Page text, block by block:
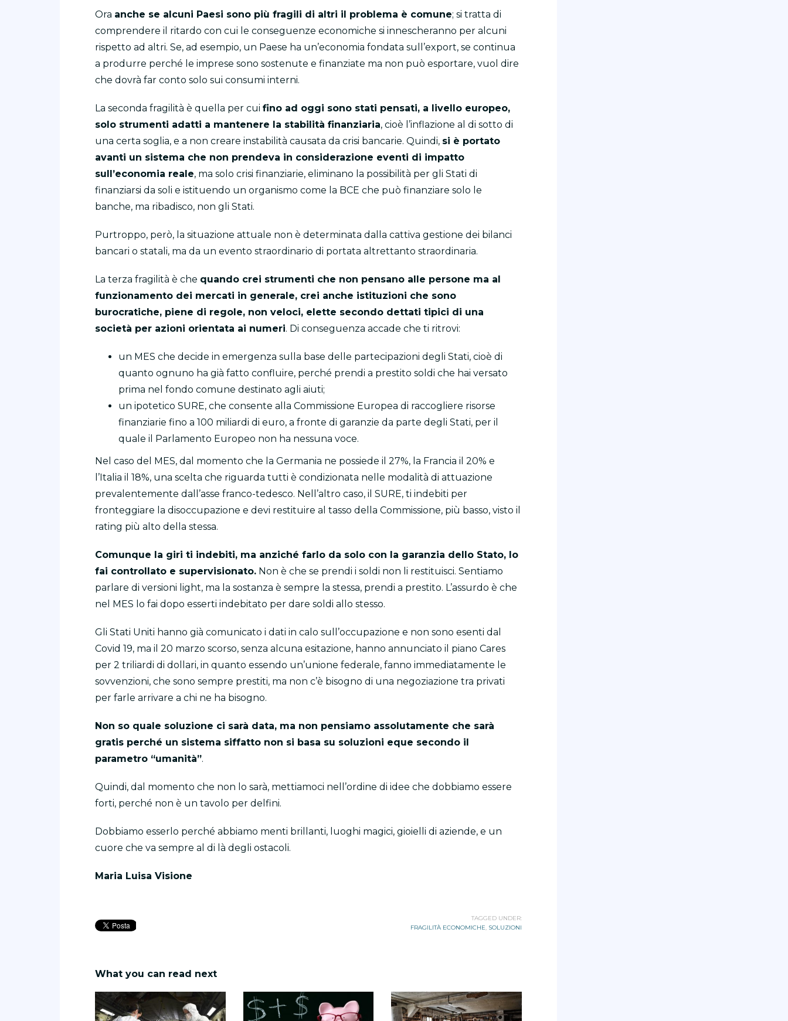
Ora anche se alcuni Paesi sono più fragili di altri il problema è comune; si tratta di
comprendere il ritardo con cui le conseguenze economiche si innescheranno per alcuni
rispetto ad altri. Se, ad esempio, un Paese ha un’economia fondata sull’export, se continua
a produrre perché le imprese sono sostenute e finanziate ma non può esportare, vuol dire
che dovrà far conto solo sui consumi interni.
La seconda fragilità è quella per cui fino ad oggi sono stati pensati, a livello europeo,
solo strumenti adatti a mantenere la stabilità finanziaria, cioè l’inflazione al di sotto di
una certa soglia, e a non creare instabilità causata da crisi bancarie. Quindi, si è portato
avanti un sistema che non prendeva in considerazione eventi di impatto
sull’economia reale, ma solo crisi finanziarie, eliminano la possibilità per gli Stati di
finanziarsi da soli e istituendo un organismo come la BCE che può finanziare solo le
banche, ma ribadisco, non gli Stati.
Purtroppo, però, la situazione attuale non è determinata dalla cattiva gestione dei bilanci
bancari o statali, ma da un evento straordinario di portata altrettanto straordinaria.
La terza fragilità è che quando crei strumenti che non pensano alle persone ma al
funzionamento dei mercati in generale, crei anche istituzioni che sono
burocratiche, piene di regole, non veloci, elette secondo dettati tipici di una
società per azioni orientata ai numeri. Di conseguenza accade che ti ritrovi:
un MES che decide in emergenza sulla base delle partecipazioni degli Stati, cioè di
quanto ognuno ha già fatto confluire, perché prendi a prestito soldi che hai versato
prima nel fondo comune destinato agli aiuti;
un ipotetico SURE, che consente alla Commissione Europea di raccogliere risorse
finanziarie fino a 100 miliardi di euro, a fronte di garanzie da parte degli Stati, per il
quale il Parlamento Europeo non ha nessuna voce.
Nel caso del MES, dal momento che la Germania ne possiede il 27%, la Francia il 20% e
l’Italia il 18%, una scelta che riguarda tutti è condizionata nelle modalità di attuazione
prevalentemente dall’asse franco-tedesco. Nell’altro caso, il SURE, ti indebiti per
fronteggiare la disoccupazione e devi restituire al tasso della Commissione, più basso, visto il
rating più alto della stessa.
Comunque la giri ti indebiti, ma anziché farlo da solo con la garanzia dello Stato, lo
fai controllato e supervisionato. Non è che se prendi i soldi non li restituisci. Sentiamo
parlare di versioni light, ma la sostanza è sempre la stessa, prendi a prestito. L’assurdo è che
nel MES lo fai dopo esserti indebitato per dare soldi allo stesso.
Gli Stati Uniti hanno già comunicato i dati in calo sull’occupazione e non sono esenti dal
Covid 19, ma il 20 marzo scorso, senza alcuna esitazione, hanno annunciato il piano Cares
per 2 triliardi di dollari, in quanto essendo un’unione federale, fanno immediatamente le
sovvenzioni, che sono sempre prestiti, ma non c’è bisogno di una negoziazione tra privati
per farle arrivare a chi ne ha bisogno.
Non so quale soluzione ci sarà data, ma non pensiamo assolutamente che sarà
gratis perché un sistema siffatto non si basa su soluzioni eque secondo il
parametro “umanità”.
Quindi, dal momento che non lo sarà, mettiamoci nell’ordine di idee che dobbiamo essere
forti, perché non è un tavolo per delfini.
Dobbiamo esserlo perché abbiamo menti brillanti, luoghi magici, gioielli di aziende, e un
cuore che va sempre al di là degli ostacoli.
Maria Luisa Visione
TAGGED UNDER:
FRAGILITÀ ECONOMICHE, SOLUZIONI
What you can read next